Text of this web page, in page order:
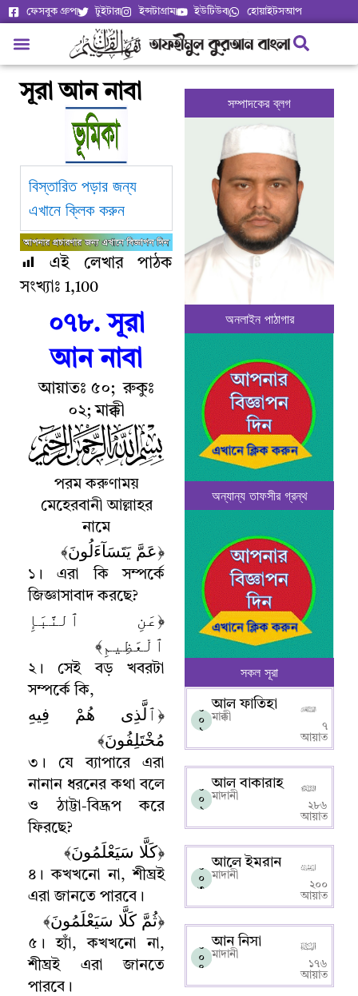
ফেসবুক গ্রুপ টুইটার ইন্সটাগ্রাম ইউটিউব হোয়াইটসআপ
সূরা আন নাবা
বিস্তারিত পড়ার জন্য
এখানে ক্লিক করুন
এই লেখার পাঠক
সংখ্যাঃ 1,100
০৭৮. সূরা
আন নাবা
আয়াতঃ ৫০;রুকুঃ
০২;মাক্কী
পরম করুণাময়
মেহেরবানী আল্লাহর
নামে
﴿عَمَّ يَتَسَآءَلُونَ﴾
১ ।
এরা কি সম্পর্কে
জিজ্ঞাসাবাদ করছে?
﴿عَنِ ٱلنَّبَإِ
ٱلْعَظِيمِ﴾
২।
সেই বড় খবরটা
সম্পর্কে কি,
﴿ٱلَّذِى هُمْ فِيهِ
مُخْتَلِفُونَ﴾
৩ ।
যে ব্যাপারে এরা
নানান ধরনের কথা বলে
ও ঠাট্টা-বিদ্রূপ করে
ফিরছে?
﴿كَلَّا سَيَعْلَمُونَ﴾
৪ । কখখনো না, শীঘ্রই
এরা জানতে পারবে ।
﴿ثُمَّ كَلَّا سَيَعْلَمُونَ﴾
৫ । হ্যাঁ,কখখনো না,
শীঘ্রই এরা জানতে
পারবে ।
সম্পাদকের ব্লগ
অনলাইন পাঠাগার
অন্যান্য তাফসীর গ্রন্থ
সকল সূরা
০
০
১
আল ফাতিহা
মাক্কী
৭
আয়াত
০
০
২
আল বাকারাহ
মাদানী
২৮৬
আয়াত
০
০
৩
আলে ইমরান
মাদানী
২০০
আয়াত
০
০
৪
আন নিসা
মাদানী
১৭৬
আয়াত